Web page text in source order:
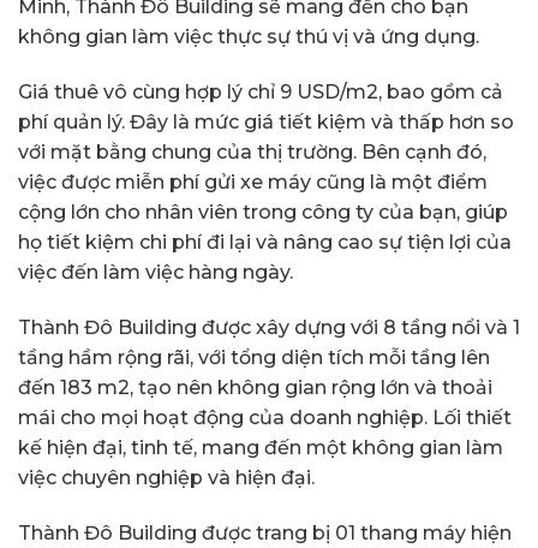
Minh, Thành Đô Building sẽ mang đến cho bạn
không gian làm việc thực sự thú vị và ứng dụng.
Giá thuê vô cùng hợp lý chỉ 9 USD/m2, bao gồm cả
phí quản lý. Đây là mức giá tiết kiệm và thấp hơn so
với mặt bằng chung của thị trường. Bên cạnh đó,
việc được miễn phí gửi xe máy cũng là một điểm
cộng lớn cho nhân viên trong công ty của bạn, giúp
họ tiết kiệm chi phí đi lại và nâng cao sự tiện lợi của
việc đến làm việc hàng ngày.
Thành Đô Building được xây dựng với 8 tầng nổi và 1
tầng hầm rộng rãi, với tổng diện tích mỗi tầng lên
đến 183 m2, tạo nên không gian rộng lớn và thoải
mái cho mọi hoạt động của doanh nghiệp. Lối thiết
kế hiện đại, tinh tế, mang đến một không gian làm
việc chuyên nghiệp và hiện đại.
Thành Đô Building được trang bị 01 thang máy hiện